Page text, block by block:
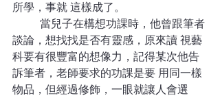
所學，事就 這樣成了。
談論，想找找是否有靈感，原來讀 視藝
科要有很豐富的想像力，記得某次他告
訴筆者，老師要求的功課是要 用同一樣
物品，但經過修飾，一眼就讓人會選